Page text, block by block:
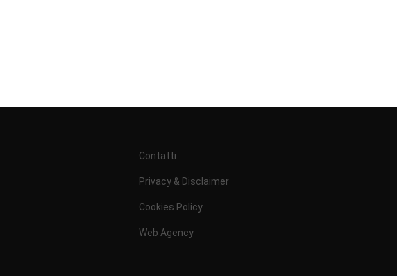
Contatti
Privacy & Disclaimer
Cookies Policy
Web Agency